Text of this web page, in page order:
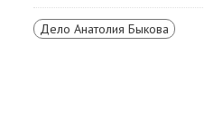
Дело Анатолия Быкова